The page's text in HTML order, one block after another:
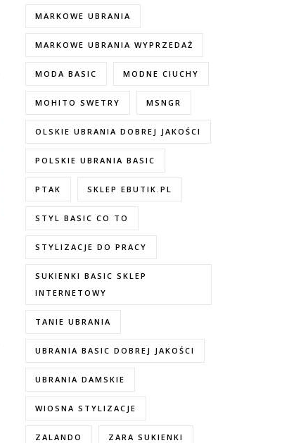
MARKOWE UBRANIA
MARKOWE UBRANIA WYPRZEDAŻ
MODA BASIC MODNE CIUCHY
MOHITO SWETRY MSNGR
OLSKIE UBRANIA DOBREJ JAKOŚCI
POLSKIE UBRANIA BASIC
PTAK SKLEP EBUTIK.PL
STYL BASIC CO TO
STYLIZACJE DO PRACY
SUKIENKI BASIC SKLEP
INTERNETOWY
TANIE UBRANIA
UBRANIA BASIC DOBREJ JAKOŚCI
UBRANIA DAMSKIE
WIOSNA STYLIZACJE
ZALANDO ZARA SUKIENKI